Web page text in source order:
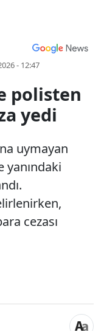
- 12:47
polisten
yedi
uymayan
yanındaki
cezası